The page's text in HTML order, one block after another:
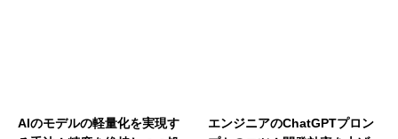
AIのモデルの軽量化を実現す
エンジニアのChatGPTプロン